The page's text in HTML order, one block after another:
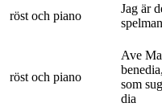
röst och piano
Jag är
spelman
röst och piano
Ave
som
dia